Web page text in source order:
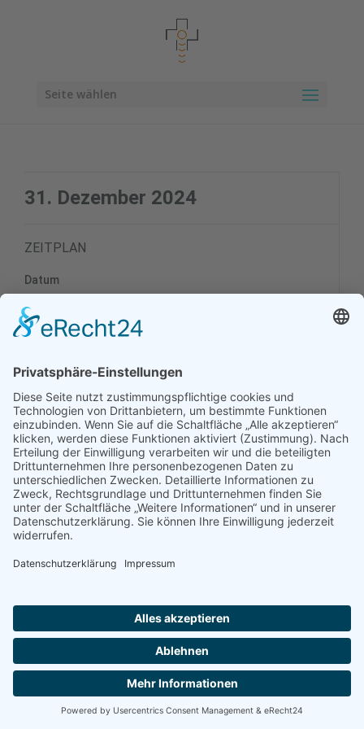
Seite wählen
31. Dezember 2024
ZEITPLAN
Datum
31. Dezember 2024
Gottesdienst zum Jahresschluss
16.00 UhrGottesdienst zum Jahresschluss
in der Kirche Zwölf Apostel.
Ort:
Kirche Zwölf Apostel
2026 Pfarreiengemeinschaft Heilig Geist und Zwölf
Impressum|Datenschutzerklärung